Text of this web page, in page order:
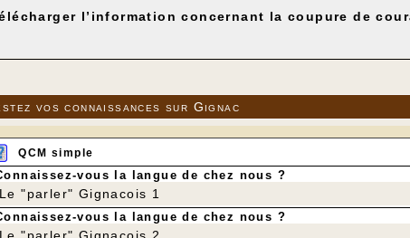
l’information concernant la coupure de
vos connaissances sur Gignac
QCM simple
vous la langue de chez nous ?
Le "parler" Gignacois 1
vous la langue de chez nous ?